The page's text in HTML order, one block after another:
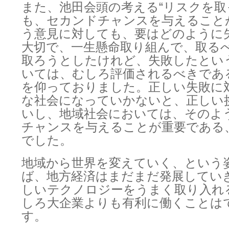
また、池田会頭の考える“リスクを
も、セカンドチャンスを与えること
う意見に対しても、要はどのように
大切で、一生懸命取り組んで、取る
取ろうとしたけれど、失敗したとい
いては、むしろ評価されるべきで
を仰っておりました。正しい失敗に
な社会になっていかないと、正しい
いし、地域社会においては、そのよ
チャンスを与えることが重要である
でした。
地域から世界を変えていく、という
ば、地方経済はまだまだ発展してい
しいテクノロジーをうまく取り入
しろ大企業よりも有利に働くことは
す。